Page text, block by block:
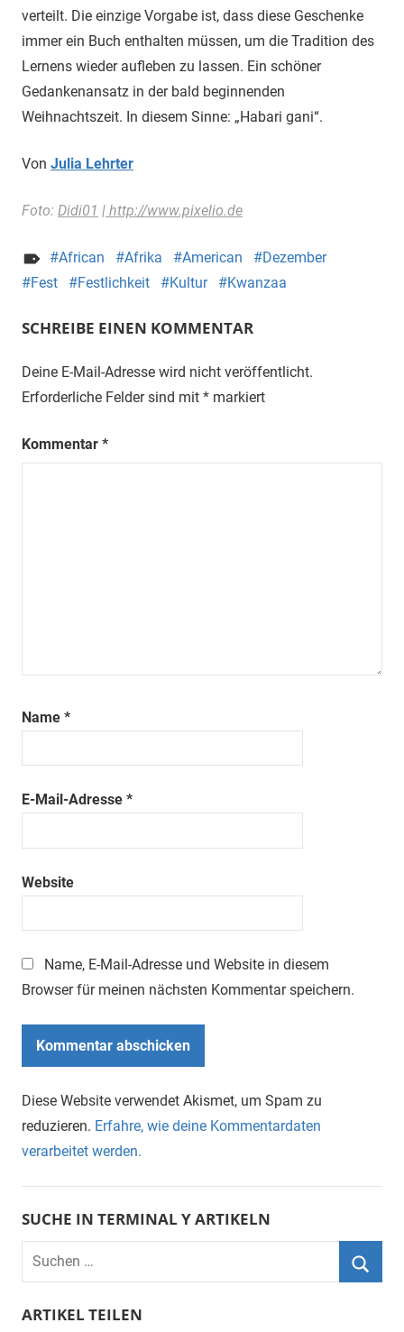
verteilt. Die einzige Vorgabe ist, dass diese Geschenke
immer ein Buch enthalten müssen, um die Tradition des
Lernens wieder aufleben zu lassen. Ein schöner
Gedankenansatz in der bald beginnenden
Weihnachtszeit. In diesem Sinne: „Habari gani“.
Von Julia Lehrter
Foto: Didi01 | http://www.pixelio.de
African Afrika American
Dezember
Fest
Festlichkeit Kultur Kwanzaa
SCHREIBE EINEN KOMMENTAR
Deine E-Mail-Adresse wird nicht veröffentlicht.
Erforderliche Felder sind mit * markiert
Kommentar *
Name *
E-Mail-Adresse *
Website
Name, E-Mail-Adresse und Website in diesem
Browser für meinen nächsten Kommentar speichern.
Diese Website verwendet Akismet, um Spam zu
reduzieren. Erfahre, wie deine Kommentardaten
verarbeitet werden.
SUCHE IN TERMINAL Y ARTIKELN
Suchen
nach:
ARTIKEL TEILEN